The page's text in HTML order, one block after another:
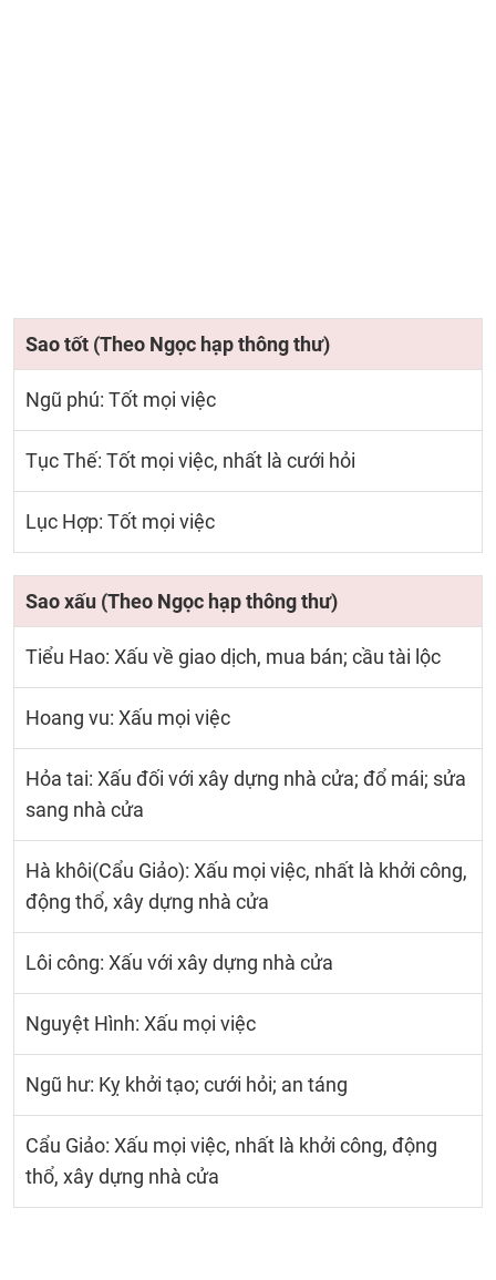
Sao tốt (Theo Ngọc hạp thông thư)
Ngũ phú: Tốt mọi việc
Tục Thế: Tốt mọi việc, nhất là cưới hỏi
Lục Hợp: Tốt mọi việc
Sao xấu (Theo Ngọc hạp thông thư)
Tiểu Hao: Xấu về giao dịch, mua bán; cầu tài lộc
Hoang vu: Xấu mọi việc
Hỏa tai: Xấu đối với xây dựng nhà cửa; đổ mái; sửa
sang nhà cửa
Hà khôi(Cẩu Giảo): Xấu mọi việc, nhất là khởi công,
động thổ, xây dựng nhà cửa
Lôi công: Xấu với xây dựng nhà cửa
Nguyệt Hình: Xấu mọi việc
Ngũ hư: Kỵ khởi tạo; cưới hỏi; an táng
Cẩu Giảo: Xấu mọi việc, nhất là khởi công, động
thổ, xây dựng nhà cửa